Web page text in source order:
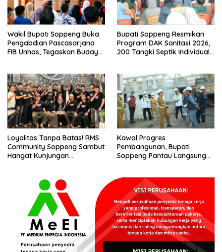
Wakil Bupati Soppeng Buka
Pengabdian Pascasarjana
FIB Unhas, Tegaskan Budaya
Bupati Soppeng Resmikan
Program DAK Sanitasi 2026,
200 Tangki Septik Individual
Loyalitas Tanpa Batas! RMS
Community Soppeng Sambut
Hangat Kunjungan
Kawal Progres
Pembangunan, Bupati
Soppeng Pantau Langsung